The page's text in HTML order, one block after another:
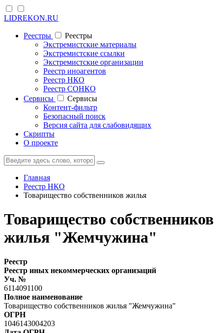
LIDREKON.RU
Реестры
Реестры
Экстремистские материалы
Экстремистские ссылки
Экстремистские организации
Реестр иноагентов
Реестр НКО
Реестр СОНКО
Cервисы
Cервисы
Контент-фильтр
Безопасный поиск
Версия сайта для слабовидящих
Скрипты
О проекте
Главная
Реестр НКО
Товарищество собственников жилья
Товарищество собственников
жилья "Жемчужина"
Реестр
Реестр иных некоммерческих организаций
Уч. №
6114091100
Полное наименование
Товарищество собственников жилья "Жемчужина"
ОГРН
1046143004203